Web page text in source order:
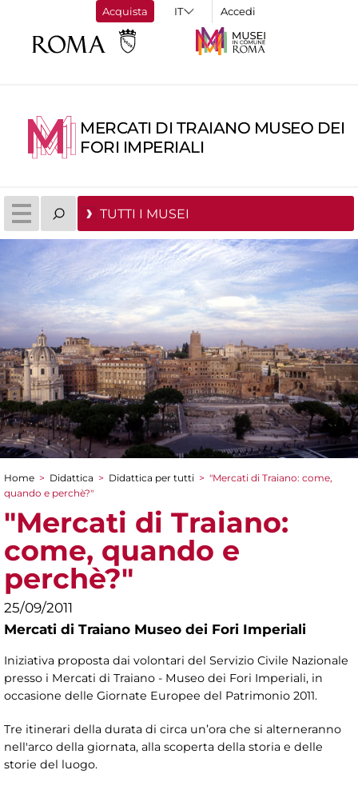
Acquista Accedi
MERCATI DI TRAIANO MUSEO DEI
FORI IMPERIALI
TUTTI I MUSEI
Tu sei qui
Home > Didattica > Didattica per tutti > "Mercati di Traiano: come,
quando e perchè?"
"Mercati di Traiano:
come, quando e
perchè?"
25/09/2011
Mercati di Traiano Museo dei Fori Imperiali
Iniziativa proposta dai volontari del Servizio Civile Nazionale
presso i Mercati di Traiano - Museo dei Fori Imperiali, in
occasione delle Giornate Europee del Patrimonio 2011.
Tre itinerari della durata di circa un’ora che si alterneranno
nell'arco della giornata, alla scoperta della storia e delle
storie del luogo.